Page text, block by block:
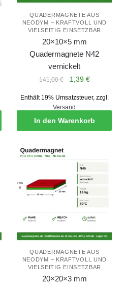
QUADERMAGNETE AUS
NEODYM – KRAFTVOLL UND
VIELSEITIG EINSETZBAR
20×10×5 mm
Quadermagnete N42
vernickelt
141,00€
Ursprünglicher
war:
141,00 €
1,39 €Aktueller
ist:
1,39 €.
Enthält 19% Umsatzsteuer, zzgl.
Versand
In den Warenkorb
QUADERMAGNETE AUS
NEODYM – KRAFTVOLL UND
VIELSEITIG EINSETZBAR
20×20×3 mm